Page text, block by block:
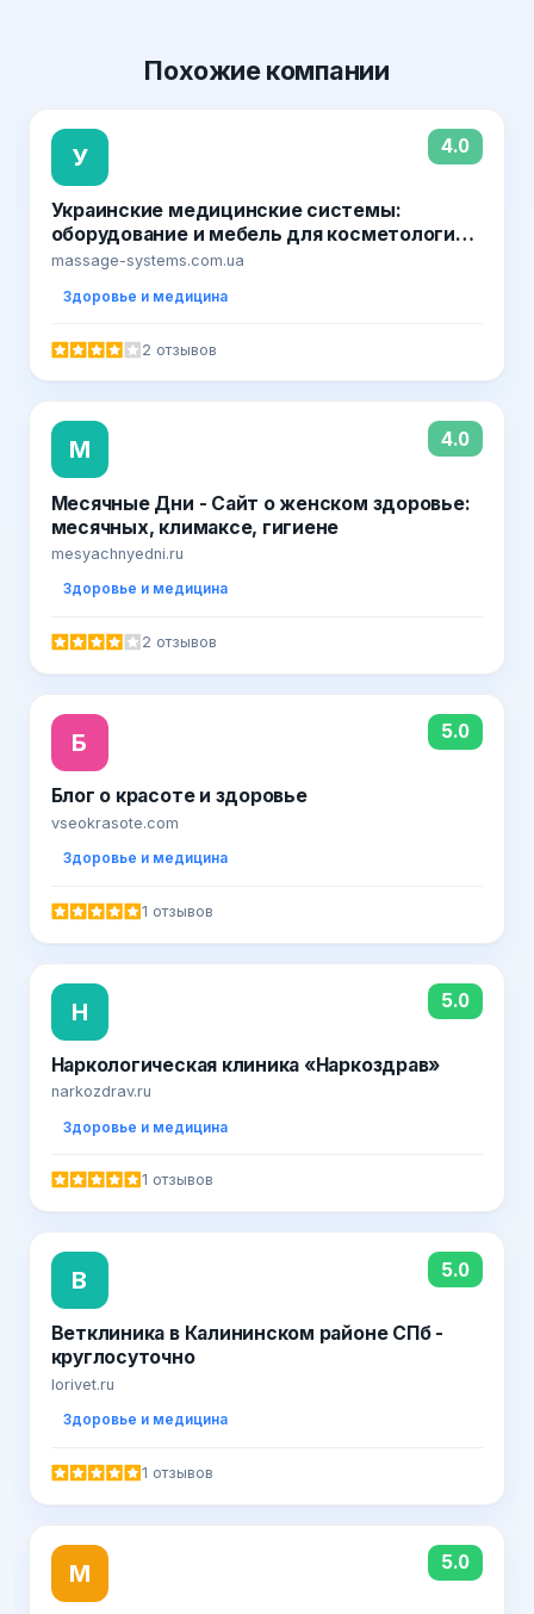
Похожиекомпании
У 4.0
Украинские медицинские системы:
оборудование и мебель для косметологии,
салонов красоты, SPA-салонов, массажных
massage-systems.com.ua
Здоровье и медицина
2 отзывов
М 4.0
Месячные Дни - Сайт о женском здоровье:
месячных, климаксе, гигиене
mesyachnyedni.ru
Здоровье и медицина
2 отзывов
Б 5.0
Блог о красоте и здоровье
vseokrasote.com
Здоровье и медицина
1 отзывов
Н 5.0
Наркологическая клиника «Наркоздрав»
narkozdrav.ru
Здоровье и медицина
1 отзывов
В 5.0
Ветклиника в Калининском районе СПб -
круглосуточно
lorivet.ru
Здоровье и медицина
1 отзывов
М 5.0